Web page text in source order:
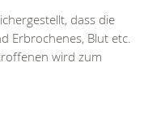
dass die
Erbrochenes, Blut etc.
wird zum